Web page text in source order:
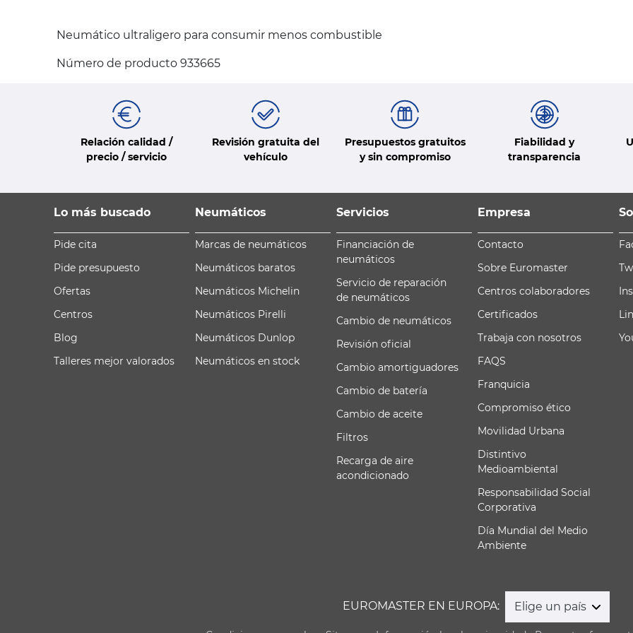
Neumático ultraligero para consumir menos combustible
Número de producto 933665
Relación calidad /
precio / servicio
Revisión gratuita del
vehículo
Presupuestos gratuitos
y sin compromiso
Fiabilidad y
transparencia
Lo más buscado
Pide cita
Pide presupuesto
Ofertas
Centros
Blog
Talleres mejor valorados
Neumáticos
Marcas de neumáticos
Neumáticos baratos
Neumáticos Michelin
Neumáticos Pirelli
Neumáticos Dunlop
Neumáticos en stock
Servicios
Financiación de
neumáticos
Servicio de reparación
de neumáticos
Cambio de neumáticos
Revisión oficial
Cambio amortiguadores
Cambio de batería
Cambio de aceite
Filtros
Recarga de aire
acondicionado
Empresa
Contacto
Sobre Euromaster
Centros colaboradores
Certificados
Trabaja con nosotros
FAQS
Franquicia
Compromiso ético
Movilidad Urbana
Distintivo
Medioambiental
Responsabilidad Social
Corporativa
Día Mundial del Medio
Ambiente
EUROMASTER EN EUROPA: Elige un país